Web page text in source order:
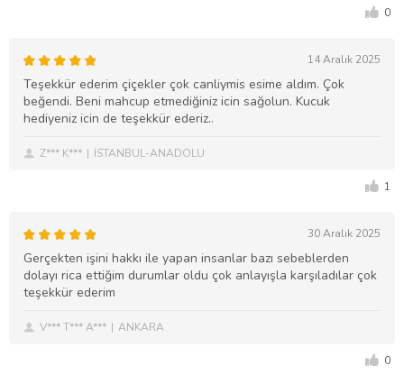
0
14 Aralık 2025
Teşekkür ederim çiçekler çok canliymis esime aldım. Çok
beğendi. Beni mahcup etmediğiniz icin sağolun. Kucuk
hediyeniz icin de teşekkür ederiz..
Z*** K*** İSTANBUL-ANADOLU
1
30 Aralık 2025
Gerçekten işini hakkı ile yapan insanlar bazı sebeblerden
dolayı rica ettiğim durumlar oldu çok anlayışla karşıladılar çok
teşekkür ederim
V*** T*** A*** ANKARA
0